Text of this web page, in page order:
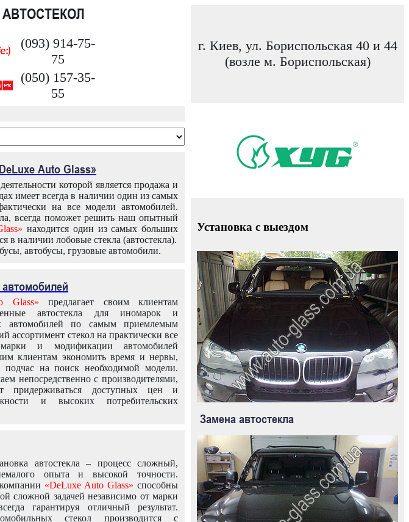
АВТОСТЕКОЛ
(093) 914-75-
75
(050) 157-35-
55
г. Киев, ул. Бориспольская 40 и 44
(возле м. Бориспольская)
Auto Glass»
которой является продажа и
имеет всегда в наличии один из самых
на все модели автомобилей.
всегда поможет решить наш опытный
находится один из самых больших
в наличии лобовые стекла (автостекла).
автобусы, грузовые автомобили.
Glass» предлагает своим клиентам
автостекла для иномарок и
автомобилей по самым приемлемым
ассортимент стекол на практически все
и модификации автомобилей
клиентам экономить время и нервы,
подчас на поиск необходимой модели.
непосредственно с производителями,
придерживаться доступных цен и
и высоких потребительских
автостекла – процесс сложный,
опыта и высокой точности.
«DeLuxe Auto Glass» способны
сложной задачей независимо от марки
гарантируя отличный результат.
стекол производится с
Установка с выездом
Замена автостекла